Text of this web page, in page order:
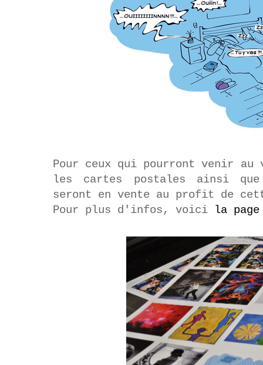
Pour ceux qui pourront venir au
les cartes postales ainsi
seront en vente au profit de
Pour plus d'infos, voici la page